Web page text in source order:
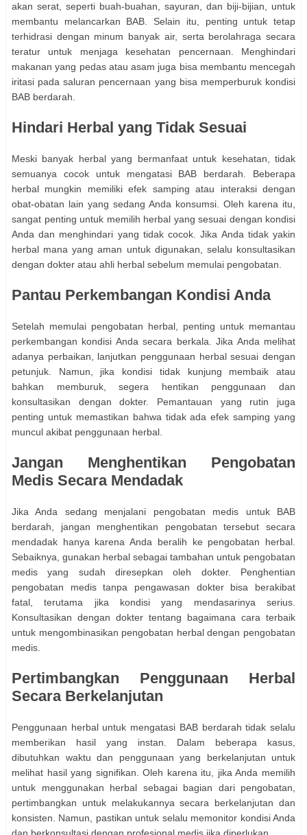
akan serat, seperti buah-buahan, sayuran, dan biji-bijian, untuk
membantu melancarkan BAB. Selain itu, penting untuk tetap
terhidrasi dengan minum banyak air, serta berolahraga secara
teratur untuk menjaga kesehatan pencernaan. Menghindari
makanan yang pedas atau asam juga bisa membantu mencegah
iritasi pada saluran pencernaan yang bisa memperburuk kondisi
BAB berdarah.
Hindari Herbal yang Tidak Sesuai
Meski banyak herbal yang bermanfaat untuk kesehatan, tidak
semuanya cocok untuk mengatasi BAB berdarah. Beberapa
herbal mungkin memiliki efek samping atau interaksi dengan
obat-obatan lain yang sedang Anda konsumsi. Oleh karena itu,
sangat penting untuk memilih herbal yang sesuai dengan kondisi
Anda dan menghindari yang tidak cocok. Jika Anda tidak yakin
herbal mana yang aman untuk digunakan, selalu konsultasikan
dengan dokter atau ahli herbal sebelum memulai pengobatan.
Pantau Perkembangan Kondisi Anda
Setelah memulai pengobatan herbal, penting untuk memantau
perkembangan kondisi Anda secara berkala. Jika Anda melihat
adanya perbaikan, lanjutkan penggunaan herbal sesuai dengan
petunjuk. Namun, jika kondisi tidak kunjung membaik atau
bahkan memburuk, segera hentikan penggunaan dan
konsultasikan dengan dokter. Pemantauan yang rutin juga
penting untuk memastikan bahwa tidak ada efek samping yang
muncul akibat penggunaan herbal.
Jangan Menghentikan Pengobatan
Medis Secara Mendadak
Jika Anda sedang menjalani pengobatan medis untuk BAB
berdarah, jangan menghentikan pengobatan tersebut secara
mendadak hanya karena Anda beralih ke pengobatan herbal.
Sebaiknya, gunakan herbal sebagai tambahan untuk pengobatan
medis yang sudah diresepkan oleh dokter. Penghentian
pengobatan medis tanpa pengawasan dokter bisa berakibat
fatal, terutama jika kondisi yang mendasarinya serius.
Konsultasikan dengan dokter tentang bagaimana cara terbaik
untuk mengombinasikan pengobatan herbal dengan pengobatan
medis.
Pertimbangkan Penggunaan Herbal
Secara Berkelanjutan
Penggunaan herbal untuk mengatasi BAB berdarah tidak selalu
memberikan hasil yang instan. Dalam beberapa kasus,
dibutuhkan waktu dan penggunaan yang berkelanjutan untuk
melihat hasil yang signifikan. Oleh karena itu, jika Anda memilih
untuk menggunakan herbal sebagai bagian dari pengobatan,
pertimbangkan untuk melakukannya secara berkelanjutan dan
konsisten. Namun, pastikan untuk selalu memonitor kondisi Anda